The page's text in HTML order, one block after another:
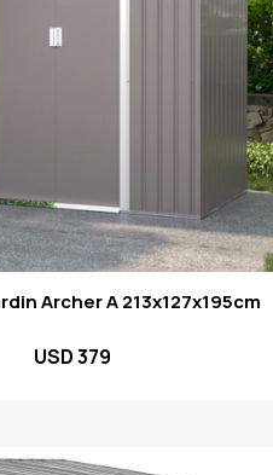
Archer A 213x127x195cm
USD379